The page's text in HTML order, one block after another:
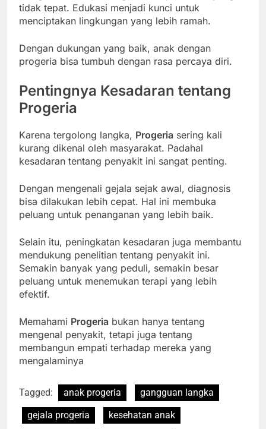
tidak tepat. Edukasi menjadi kunci untuk
menciptakan lingkungan yang lebih ramah.
Dengan dukungan yang baik, anak dengan
progeria bisa tumbuh dengan rasa percaya diri.
Pentingnya Kesadaran tentang
Progeria
Karena tergolong langka, Progeria sering kali
kurang dikenal oleh masyarakat. Padahal
kesadaran tentang penyakit ini sangat penting.
Dengan mengenali gejala sejak awal, diagnosis
bisa dilakukan lebih cepat. Hal ini membuka
peluang untuk penanganan yang lebih baik.
Selain itu, peningkatan kesadaran juga membantu
mendukung penelitian tentang penyakit ini.
Semakin banyak yang peduli, semakin besar
peluang untuk menemukan terapi yang lebih
efektif.
Memahami Progeria bukan hanya tentang
mengenal penyakit, tetapi juga tentang
membangun empati terhadap mereka yang
mengalaminya
Tagged: anak progeria
gangguan langka
gejala progeria
kesehatan anak